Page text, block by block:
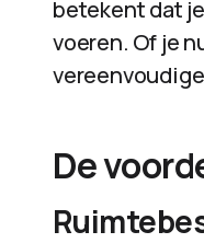
betekent dat
voeren. Of je
De